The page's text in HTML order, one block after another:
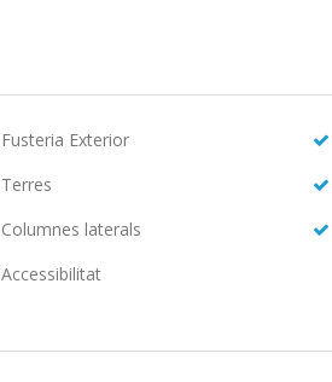
Fusteria Exterior
Terres
Columnes laterals
Accessibilitat